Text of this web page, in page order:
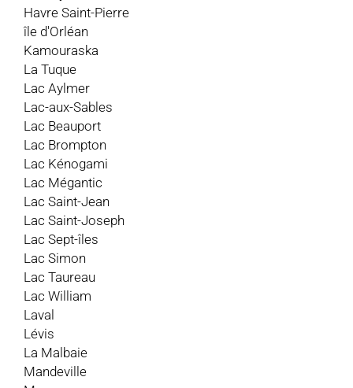
Havre Saint-Pierre
île d'Orléan
Kamouraska
La Tuque
Lac Aylmer
Lac-aux-Sables
Lac Beauport
Lac Brompton
Lac Kénogami
Lac Mégantic
Lac Saint-Jean
Lac Saint-Joseph
Lac Sept-îles
Lac Simon
Lac Taureau
Lac William
Laval
Lévis
La Malbaie
Mandeville